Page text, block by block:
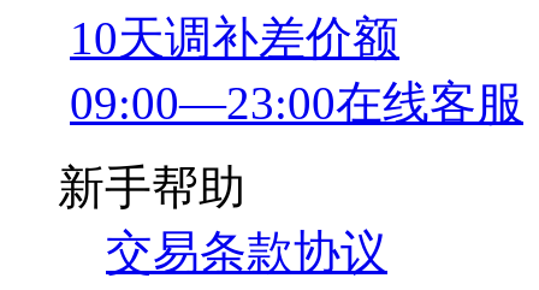
10天调补差价额
09:00—23:00在线客服
新手帮助
交易条款协议